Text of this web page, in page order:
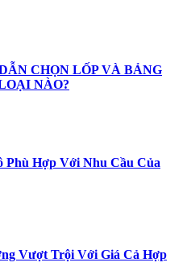
CHỌN LỐP VÀ BẢNG
NÀO?
Phù Hợp Với Nhu Cầu Của
Vượt Trội Với Giá Cả Hợp